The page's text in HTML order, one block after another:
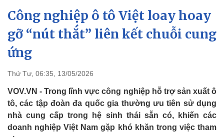
Chính trị
Đảng
Tổ chức nhân sự
Quốc hội
Nhận diện sự thật
Xã hội
Tin 24h
Dự báo thời tiết
Công nghiệp ô tô Việt loay hoay
gỡ “nút thắt” liên kết chuỗi cung
ứng
Thứ Tư, 06:35, 13/05/2026
VOV.VN - Trong lĩnh vực công nghiệp hỗ trợ sản xuất ô
tô, các tập đoàn đa quốc gia thường ưu tiên sử dụng
nhà cung cấp trong hệ sinh thái sẵn có, khiến các
doanh nghiệp Việt Nam gặp khó khăn trong việc tham